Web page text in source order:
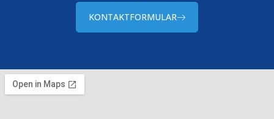
KONTAKTFORMULAR